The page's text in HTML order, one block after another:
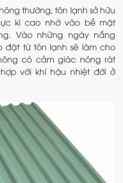
thường, tôn lạnh sở hữu
kì cao nhờ vào bề mặt
Vào những ngày nắng
đặt từ tôn lạnh sẽ làm cho
có cảm giác nóng rát
với khí hậu nhiệt đới ở